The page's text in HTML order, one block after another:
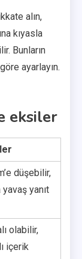
alın,
kıyasla
Bunların
ayarlayın.
eksiler
düşebilir,
yavaş yanıt
olabilir,
içerik